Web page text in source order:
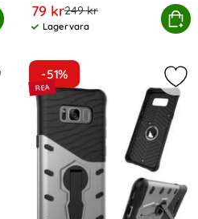
med korthållare - Röd
rea pris
79 krtidigare pris
249 kr
Tillgänglighet:
Lagervara
Köp
Samsung S8 Plus -
samsung S8 Plus -
-51%